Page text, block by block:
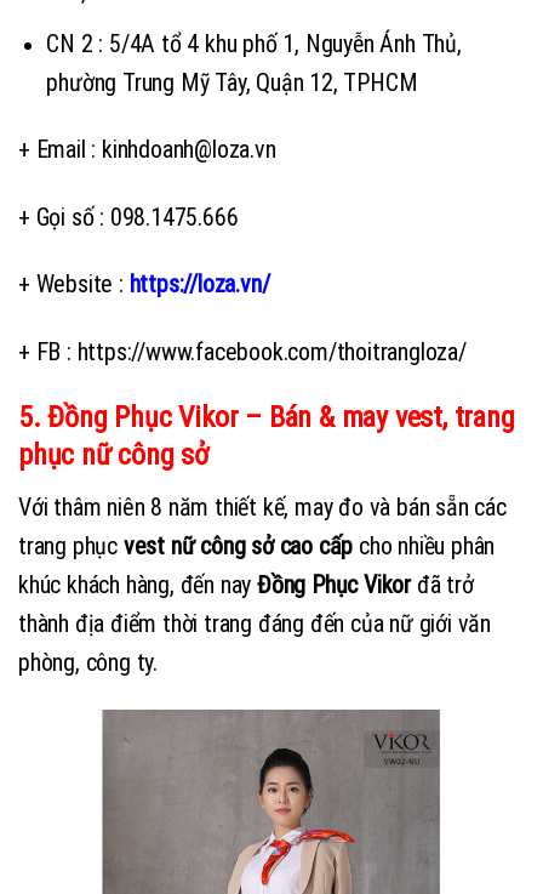
CN 2 : 5/4A tổ 4 khu phố 1, Nguyễn Ánh Thủ,
phường Trung Mỹ Tây, Quận 12, TPHCM
+ Email : kinhdoanh@loza.vn
+ Gọi số : 098.1475.666
+ Website : https://loza.vn/
+ FB : https://www.facebook.com/thoitrangloza/
5. Đồng Phục Vikor – Bán & may vest, trang
phục nữ công sở
Với thâm niên 8 năm thiết kế, may đo và bán sẵn các
trang phục vest nữ công sở cao cấp cho nhiều phân
khúc khách hàng, đến nayĐồng Phục Vikorđã trở
thành địa điểm thời trang đáng đến của nữ giới văn
phòng, công ty.